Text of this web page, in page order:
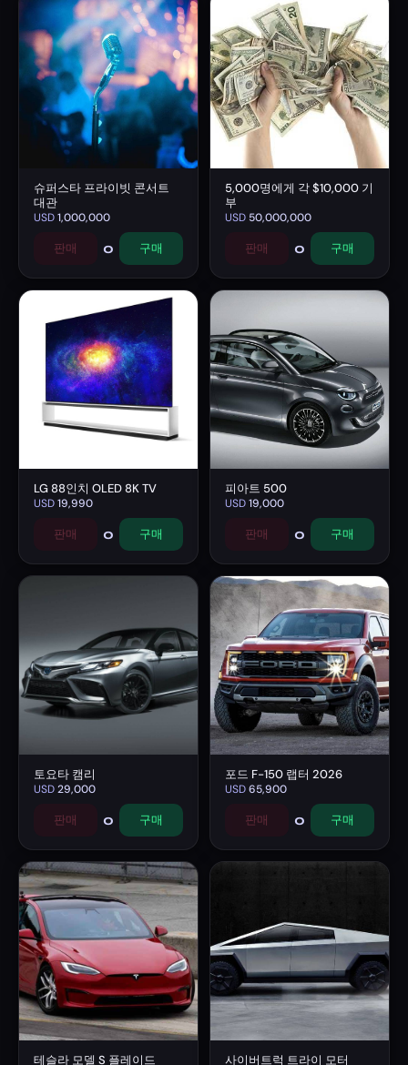
슈퍼스타 프라이빗 콘서트
대관
USD1,000,000
판매 0 구매
5,000명에게 각 $10,000 기
부
USD 50,000,000
판매 0 구매
LG 88인치 OLED 8K TV
USD19,990
판매 0 구매
피아트 500
USD19,000
판매 0 구매
토요타 캠리
USD29,000
판매 0 구매
포드 F-150 랩터 2026
USD65,900
판매 0 구매
테슬라 모델 S 플레이드 사이버트럭 트라이 모터